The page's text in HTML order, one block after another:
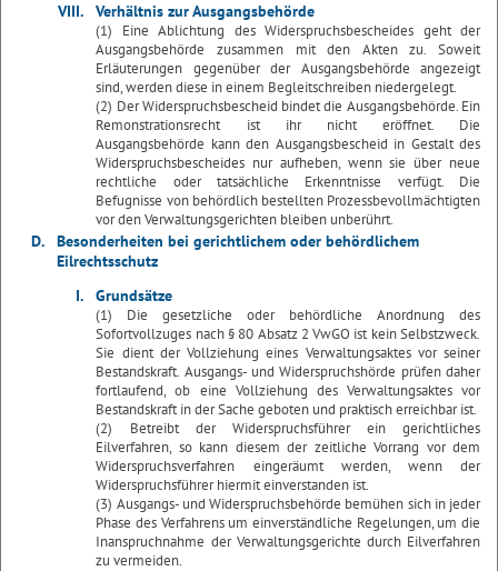
VIII. Verhältnis zur Ausgangsbehörde
(1) Eine Ablichtung des Widerspruchsbescheides geht der
Ausgangsbehörde zusammen mit den Akten zu. Soweit
Erläuterungen gegenüber der Ausgangsbehörde angezeigt
sind, werden diese in einem Begleitschreiben niedergelegt.
(2) Der Widerspruchsbescheid bindet die Ausgangsbehörde. Ein
Remonstrationsrecht ist ihr nicht eröffnet. Die
Ausgangsbehörde kann den Ausgangsbescheid in Gestalt des
Widerspruchsbescheides nur aufheben, wenn sie über neue
rechtliche oder tatsächliche Erkenntnisse verfügt. Die
Befugnisse von behördlich bestellten Prozessbevollmächtigten
vor den Verwaltungsgerichten bleiben unberührt.
D.
Besonderheiten bei gerichtlichem oder behördlichem
Eilrechtsschutz
I.
Grundsätze
(1) Die gesetzliche oder behördliche Anordnung des
Sofortvollzuges nach § 80 Absatz 2 VwGO ist kein Selbstzweck.
Sie dient der Vollziehung eines Verwaltungsaktes vor seiner
Bestandskraft. Ausgangs- und Widerspruchshörde prüfen daher
fortlaufend, ob eine Vollziehung des Verwaltungsaktes vor
Bestandskraft in der Sache geboten und praktisch erreichbar ist.
(2) Betreibt der Widerspruchsführer ein gerichtliches
Eilverfahren, so kann diesem der zeitliche Vorrang vor dem
Widerspruchsverfahren eingeräumt werden, wenn der
Widerspruchsführer hiermit einverstanden ist.
(3) Ausgangs- und Widerspruchsbehörde bemühen sich in jeder
Phase des Verfahrens um einverständliche Regelungen, um die
Inanspruchnahme der Verwaltungsgerichte durch Eilverfahren
zu vermeiden.